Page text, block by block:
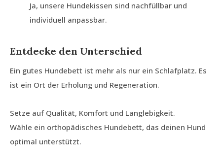
Ja, unsere Hundekissen sind nachfüllbar und
individuell anpassbar.
Entdecke den Unterschied
Ein gutes Hundebett ist mehr als nur ein Schlafplatz. Es
ist ein Ort der Erholung und Regeneration.
Setze auf Qualität, Komfort und Langlebigkeit.
Wähle ein orthopädisches Hundebett, das deinen Hund
optimal unterstützt.